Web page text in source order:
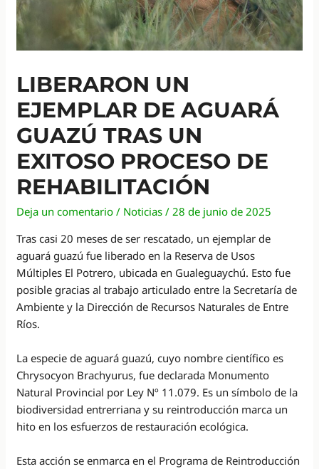
LIBERARON UN
EJEMPLAR DE AGUARÁ
GUAZÚ TRAS UN
EXITOSO PROCESO DE
REHABILITACIÓN
Deja un comentario / Noticias / 28 de junio de 2025
Tras casi 20 meses de ser rescatado, un ejemplar de
aguará guazú fue liberado en la Reserva de Usos
Múltiples El Potrero, ubicada en Gualeguaychú. Esto fue
posible gracias al trabajo articulado entre la Secretaría de
Ambiente y la Dirección de Recursos Naturales de Entre
Ríos.
La especie de aguará guazú, cuyo nombre científico es
Chrysocyon Brachyurus, fue declarada Monumento
Natural Provincial por Ley Nº 11.079. Es un símbolo de la
biodiversidad entrerriana y su reintroducción marca un
hito en los esfuerzos de restauración ecológica.
Esta acción se enmarca en el Programa de Reintroducción